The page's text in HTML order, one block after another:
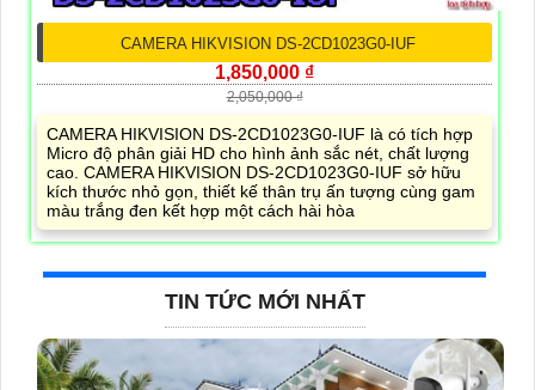
CAMERA HIKVISION DS-2CD1023G0-IUF
1,850,000 ₫
2,050,000 ₫
CAMERA HIKVISION DS-2CD1023G0-IUF là có tích hợp
Micro độ phân giải HD cho hình ảnh sắc nét, chất lượng
cao. CAMERA HIKVISION DS-2CD1023G0-IUF sở hữu
kích thước nhỏ gọn, thiết kế thân trụ ấn tượng cùng gam
màu trắng đen kết hợp một cách hài hòa
TIN TỨC MỚI NHẤT